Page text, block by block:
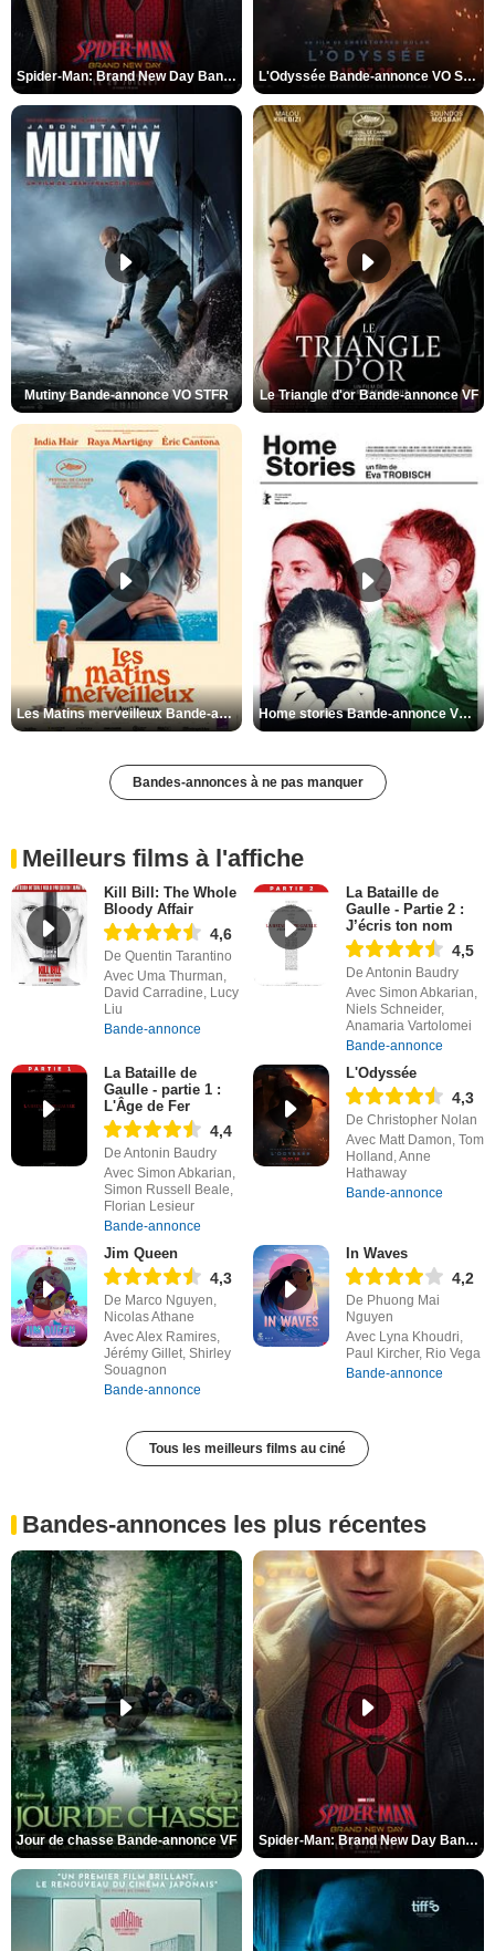
Spider-Man: Brand New Day Bande-annonce VO STFR L'Odyssée Bande-annonce VO STFR
Mutiny Bande-annonce VO STFR Le Triangle d'or Bande-annonce VF
Les Matins merveilleux Bande-annonce VF Home stories Bande-annonce VO STFR
Bandes-annonces à ne pas manquer
Meilleurs films à l'affiche
Kill Bill: The Whole
Bloody Affair
4,6
De Quentin Tarantino
Avec Uma Thurman,
David Carradine, Lucy
Liu
Bande-annonce
La Bataille de
Gaulle - Partie 2 :
J’écris ton nom
4,5
De Antonin Baudry
Avec Simon Abkarian,
Niels Schneider,
Anamaria Vartolomei
Bande-annonce
La Bataille de
Gaulle - partie 1 :
L'Âge de Fer
4,4
De Antonin Baudry
Avec Simon Abkarian,
Simon Russell Beale,
Florian Lesieur
Bande-annonce
L'Odyssée
4,3
De Christopher Nolan
Avec Matt Damon, Tom
Holland, Anne
Hathaway
Bande-annonce
Jim Queen
4,3
De Marco Nguyen,
Nicolas Athane
Avec Alex Ramires,
Jérémy Gillet, Shirley
Souagnon
Bande-annonce
In Waves
4,2
De Phuong Mai
Nguyen
Avec Lyna Khoudri,
Paul Kircher, Rio Vega
Bande-annonce
Tous les meilleurs films au ciné
Bandes-annonces les plus récentes
Jour de chasse Bande-annonce VF Spider-Man: Brand New Day Bande-annonce (3) VO STFR